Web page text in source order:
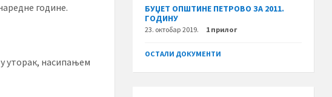
године.
уторак, насипањем
БУЏЕТ ОПШТИНЕ ПЕТРОВО ЗА 2011.
ГОДИНУ
23. октобар 2019. 1 прилог
ОСТАЛИ ДОКУМЕНТИ